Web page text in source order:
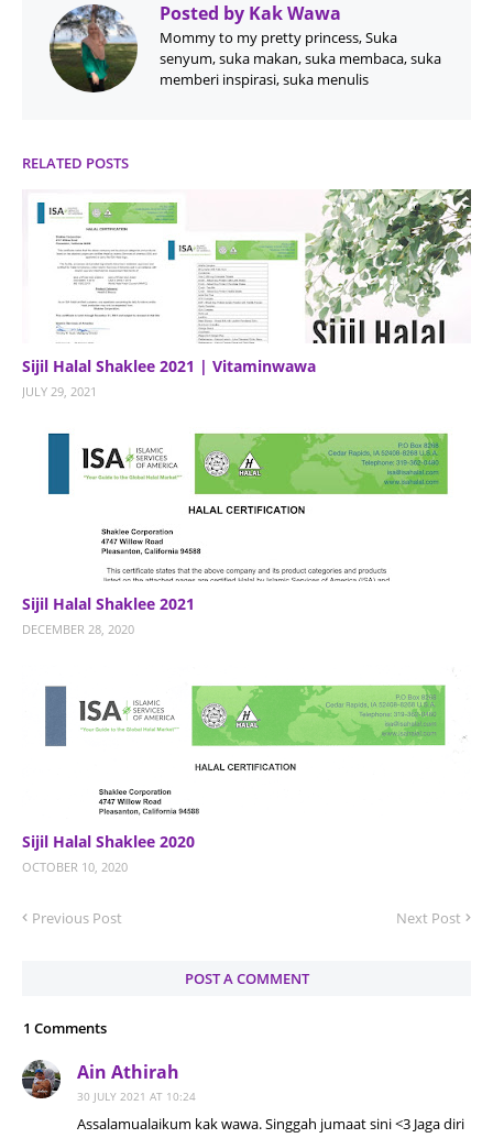
Posted by Kak Wawa
Mommy to my pretty princess, Suka
senyum, suka makan, suka membaca, suka
memberi inspirasi, suka menulis
RELATED POSTS
Sijil Halal Shaklee 2021 | Vitaminwawa
JULY 29, 2021
Sijil Halal Shaklee 2021
DECEMBER 28, 2020
Sijil Halal Shaklee 2020
OCTOBER 10, 2020
Previous Post Next Post
POST A COMMENT
1 Comments
Ain Athirah
30 JULY 2021 AT 10:24
Assalamualaikum kak wawa. Singgah jumaat sini <3 Jaga diri